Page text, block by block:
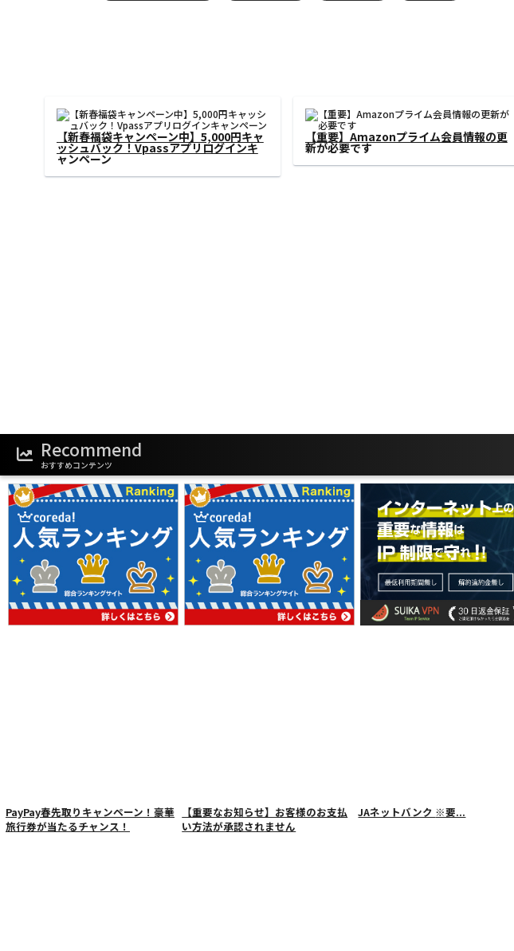
お支払い金額のお知らせ
[AMERICAN EXPRESS] ご請求金額確定の
ご案内
Recommend
おすすめコンテンツ
PayPay春先取りキャンペーン！豪華
旅行券が当たるチャンス！
【重要なお知らせ】お客様のお支払
い方法が承認されません
JAネットバンク ※要...